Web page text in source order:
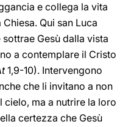
e collega la vita
Qui san Luca
Gesù dalla vista
a contemplare il Cristo
1,9-10). Intervengono
che li invitano a non
ma a nutrire la loro
certezza che Gesù